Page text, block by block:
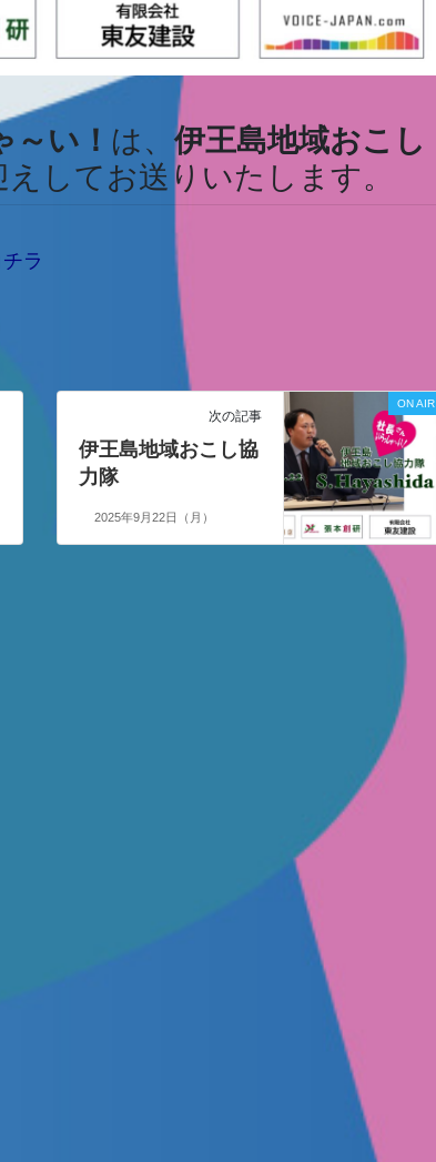
い！ は、伊王島地域おこし
えしてお送りいたします。
ラ
ON AIR
次の記事
伊王島地域おこし協
力隊
2025年9月22日（月）